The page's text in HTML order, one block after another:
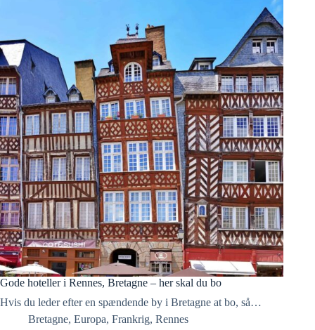
Gode hoteller i Rennes, Bretagne – her skal du bo
Hvis du leder efter en spændende by i Bretagne at bo, så…
Bretagne, Europa, Frankrig, Rennes